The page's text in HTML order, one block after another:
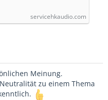
servicehkaudio.com
Meinung.
zu einem Thema